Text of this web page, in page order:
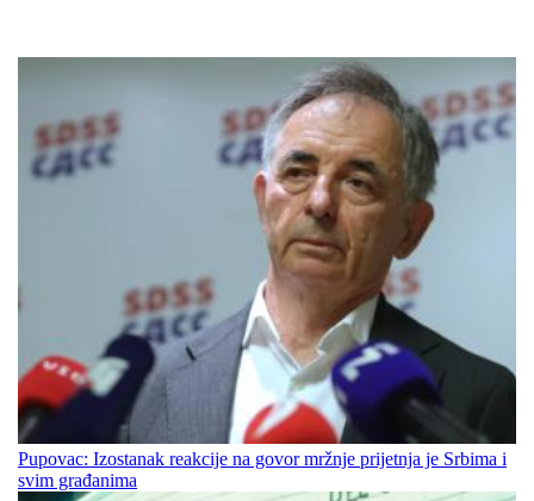
Pupovac: Izostanak reakcije na govor mržnje prijetnja je Srbima i
svim građanima